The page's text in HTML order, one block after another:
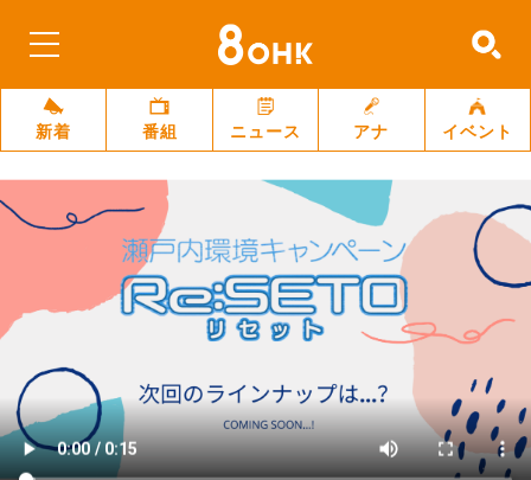
新着 番組 ニュース アナ イベント